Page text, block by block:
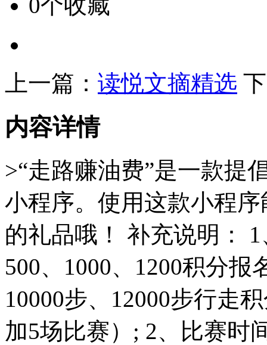
上一篇： 读悦文摘精选
内容详情
>“走路赚油费”是一款提
小程序。使用这款小程
的礼品哦！ 补充说明：
500、1000、1200积分报
10000步、12000步行走
加5场比赛）; 2、比赛时